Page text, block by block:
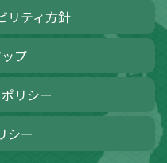
リティ方針
プ
リシー
シー